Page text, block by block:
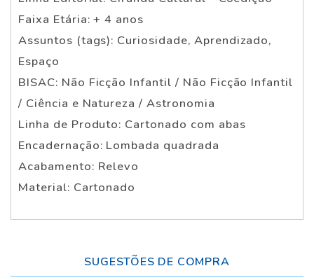
Faixa Etária: + 4 anos
Assuntos (tags): Curiosidade, Aprendizado,
Espaço
BISAC: Não Ficção Infantil / Não Ficção Infantil
/ Ciência e Natureza / Astronomia
Linha de Produto: Cartonado com abas
Encadernação: Lombada quadrada
Acabamento: Relevo
Material: Cartonado
SUGESTÕES DE COMPRA